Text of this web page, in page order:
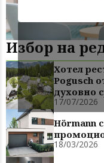
Избор на
Хотел
Pogusch
духовно
17/07/2026
Hörmann
18/03/2026